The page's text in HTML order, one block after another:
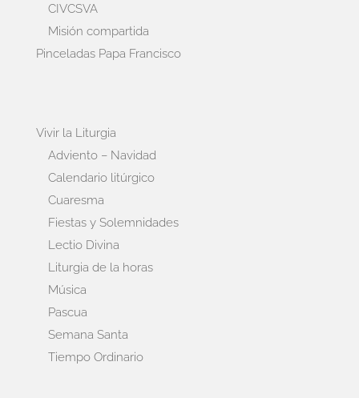
CIVCSVA
Misión compartida
Pinceladas Papa Francisco
Vivir la Liturgia
Adviento – Navidad
Calendario litúrgico
Cuaresma
Fiestas y Solemnidades
Lectio Divina
Liturgia de la horas
Música
Pascua
Semana Santa
Tiempo Ordinario